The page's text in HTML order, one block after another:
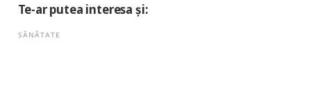
Te-ar putea interesa și:
SĂNĂTATE